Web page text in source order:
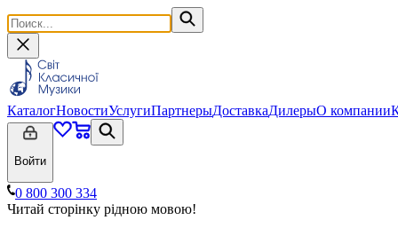
КаталогНовостиУслугиПартнерыДоставкаДилерыО компании
Войти
0 800 300 334
Читай сторінку рідною мовою!